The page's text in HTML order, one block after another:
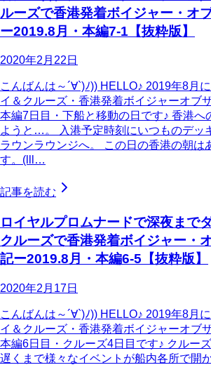
ルーズで香港発着ボイジャー・オ
ー2019.8月・本編7-1【抜粋版】
2020年2月22日
こんばんは～´∀`)ﾉ)) HELLO♪ 2019年8月
イ＆クルーズ・香港発着ボイジャーオブ
本編7日目・下船と移動の日です♪ 香港へ
ようと…。 入港予定時刻にいつものデッ
ラウンラウンジへ。 この日の香港の朝は
す。(lll…
記事を読む
ロイヤルプロムナードで深夜まで
クルーズで香港発着ボイジャー・
記ー2019.8月・本編6-5【抜粋版】
2020年2月17日
こんばんは～´∀`)ﾉ)) HELLO♪ 2019年8月
イ＆クルーズ・香港発着ボイジャーオブ
本編6日目・クルーズ4日目です♪ クルー
遅くまで様々なイベントが船内各所で開